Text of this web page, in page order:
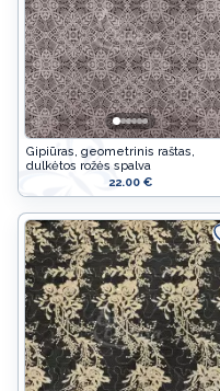
Velykinės
Jūsų
Vaikams
Žaislams
Džinsiniai
Neoprenas
Impregnuoti
TECHNINIAI AUDINIAI
ĮRENGINIAI
SIŪLAI
SAGOS
DOVANOS
Gipiūras, geometrinis raštas,
dulkėtos rožės spalva
22.00 €